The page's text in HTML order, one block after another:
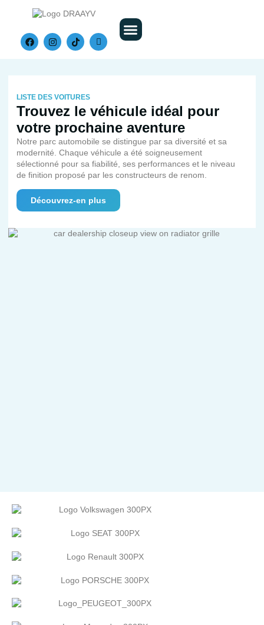
LISTE DES VOITURES
Trouvez le véhicule idéal pour
votre prochaine aventure
Notre parc automobile se distingue par sa diversité et sa
modernité. Chaque véhicule a été soigneusement
sélectionné pour sa fiabilité, ses performances et le niveau
de finition proposé par les constructeurs de renom.
Découvrez-en plus